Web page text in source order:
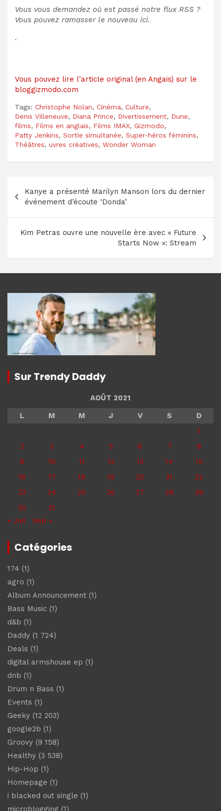
Vous vous demandez où est passé notre flux RSS ?
Vous pouvez ramasser le nouveau ici.
.
Vous pouvez lire l’article original (en Angais) sur le
bloggizmodo.com
Tags: Christophe Nolan, Cinéma, Culture,
Denis Villeneuve, Diana Prince, Divertissement, Dune,
films, Films en anglais, Films IMAX, Gizmodo,
Patty Jenkins, Sortie simultanée, Super-héros féminins,
Théâtres, uvres créatives, Wonder Woman
Navigation
de
l’article
Kanye a présenté Marilyn Manson lors du dernier
événement d’écoute ‘Donda’
Kim Petras ouvre une nouvelle ère avec « Future
Starts Now »: Stream
Sur Trendy Daddy
AOÛT 2021
L
M M J V S
D
1
2
3 4 5 6 7
8
9
10 11 12 13 14
15
16
17 18 19 20 21
22
23
24 25 26 27 28
29
30
31
« Juil
Sep »
Catégories
174 (1)
agro (1)
Album Announcement (1)
Bass Music (1)
d&b (1)
Daddy (1 724)
Deals (1)
digital armshouse ep (1)
dnb (1)
Drum n Bass (1)
Events (1)
Geeky (12 203)
google2b (1)
Groovy (9 158)
Healthy (3 538)
Hip-Hop (1)
Homepage (1)
i blacked out single (1)
microblogging (1)